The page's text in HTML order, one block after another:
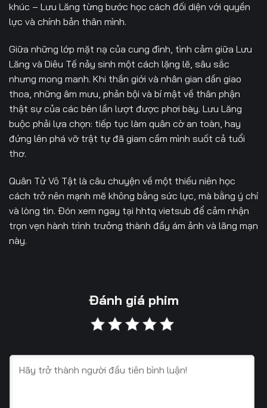
khúc – Lưu Lăng từng bước học cách đối diện với quyền
lực và chính bản thân mình.
Giữa những lớp mặt nạ của cung đình, tình cảm giữa Lưu
Lăng và Diêu Tế nảy sinh một cách lặng lẽ, sâu sắc
nhưng mong manh. Khi thần giới và nhân gian dần giao
thoa, những âm mưu, phản bội và bí mật về thân phận
thật sự của các bên lần lượt được phơi bày. Lưu Lăng
buộc phải lựa chọn: tiếp tục làm quân cờ an toàn, hay
đứng lên phá vỡ trật tự đã giam cầm mình suốt cả tuổi
thơ.
Quân Tử Vô Tật là câu chuyện về một thiếu niên học
cách trở nên mạnh mẽ không bằng sức lực, mà bằng ý chí
và lòng tin. Đón xem ngay tại hhtq vietsub để cảm nhận
trọn vẹn hành trình trưởng thành đầy ám ảnh và lãng mạn
này.
Đánh giá phim